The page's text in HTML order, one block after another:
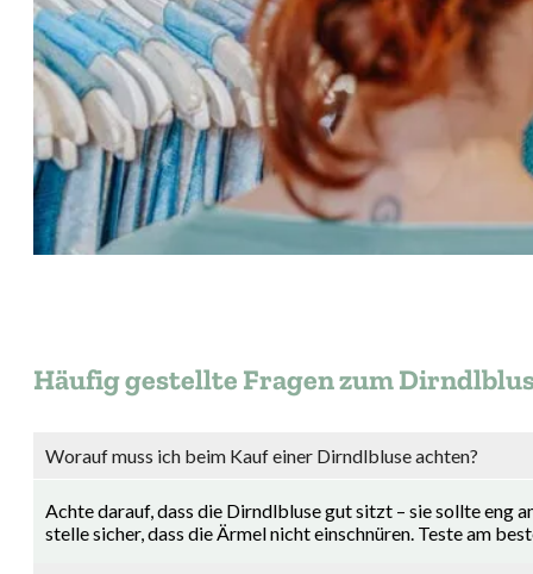
Häufig gestellte Fragen zum
Worauf muss ich beim Kauf einer Dirndlbluse achten?
Achte darauf, dass die Dirndlbluse gut sitzt – sie sollte eng
stelle sicher, dass die Ärmel nicht einschnüren. Teste am